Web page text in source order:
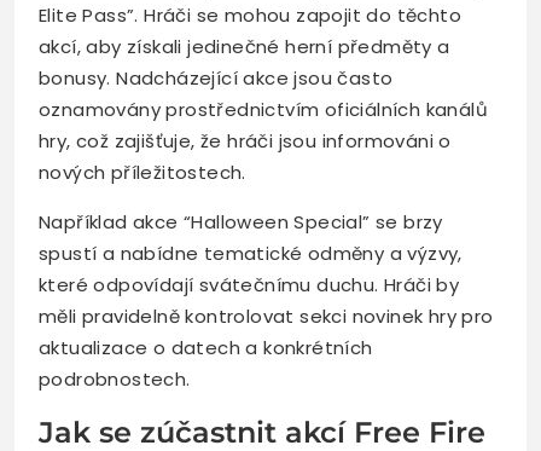
Elite Pass”. Hráči se mohou zapojit do těchto
akcí, aby získali jedinečné herní předměty a
bonusy. Nadcházející akce jsou často
oznamovány prostřednictvím oficiálních kanálů
hry, což zajišťuje, že hráči jsou informováni o
nových příležitostech.
Například akce “Halloween Special” se brzy
spustí a nabídne tematické odměny a výzvy,
které odpovídají svátečnímu duchu. Hráči by
měli pravidelně kontrolovat sekci novinek hry pro
aktualizace o datech a konkrétních
podrobnostech.
Jak se zúčastnit akcí Free Fire